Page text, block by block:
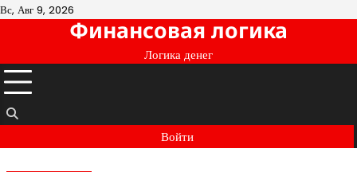
Перейти
Вс, Авг 9, 2026
Финансовая логика
Логика денег
Войти